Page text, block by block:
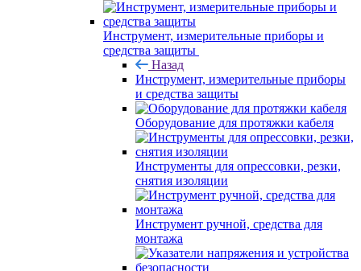
Инструмент, измерительные приборы и
средства защиты
Назад
Инструмент, измерительные приборы
и средства защиты
Оборудование для протяжки кабеля
Инструменты для опрессовки, резки,
снятия изоляции
Инструмент ручной, средства для
монтажа